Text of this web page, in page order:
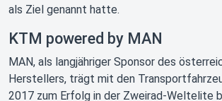
als Ziel genannt hatte.
KTM powered by MAN
MAN, als langjähriger Sponsor des
Herstellers, trägt mit den
2017 zum Erfolg in der Zweirad-Weltelite